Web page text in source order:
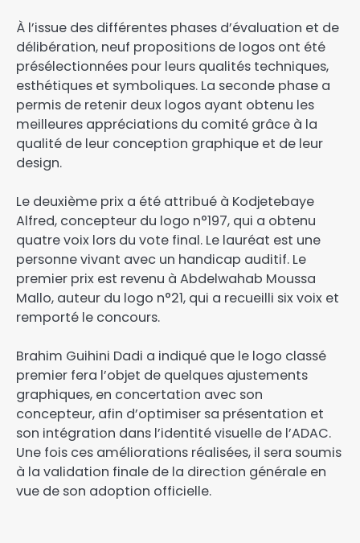
À l’issue des différentes phases d’évaluation et de
délibération, neuf propositions de logos ont été
présélectionnées pour leurs qualités techniques,
esthétiques et symboliques. La seconde phase a
permis de retenir deux logos ayant obtenu les
meilleures appréciations du comité grâce à la
qualité de leur conception graphique et de leur
design.
Le deuxième prix a été attribué à Kodjetebaye
Alfred, concepteur du logo n°197, qui a obtenu
quatre voix lors du vote final. Le lauréat est une
personne vivant avec un handicap auditif. Le
premier prix est revenu à Abdelwahab Moussa
Mallo, auteur du logo n°21, qui a recueilli six voix et
remporté le concours.
Brahim Guihini Dadi a indiqué que le logo classé
premier fera l’objet de quelques ajustements
graphiques, en concertation avec son
concepteur, afin d’optimiser sa présentation et
son intégration dans l’identité visuelle de l’ADAC.
Une fois ces améliorations réalisées, il sera soumis
à la validation finale de la direction générale en
vue de son adoption officielle.